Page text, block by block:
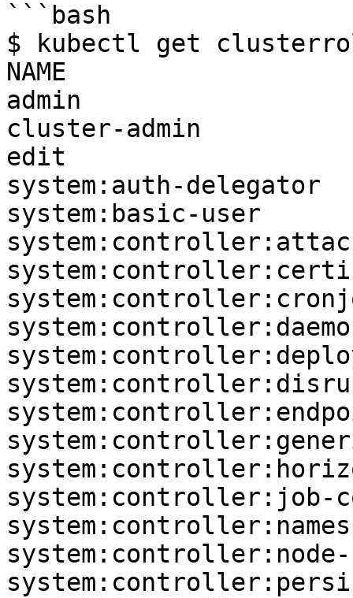
```bash
$ kubectl get
NAME
admin
cluster-admin
edit
system:auth-
system:basic-